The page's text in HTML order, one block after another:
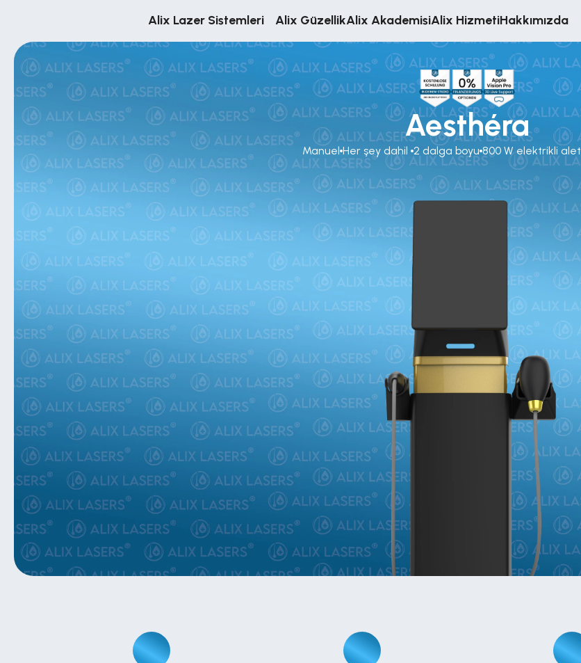
Aesthéra
Manuel Her şey dahil 2 dalga boyu 800 W elektrikli alet
Alix Lazer Sistemleri Alix GüzellikAlix AkademisiAlix HizmetiHakkımızda